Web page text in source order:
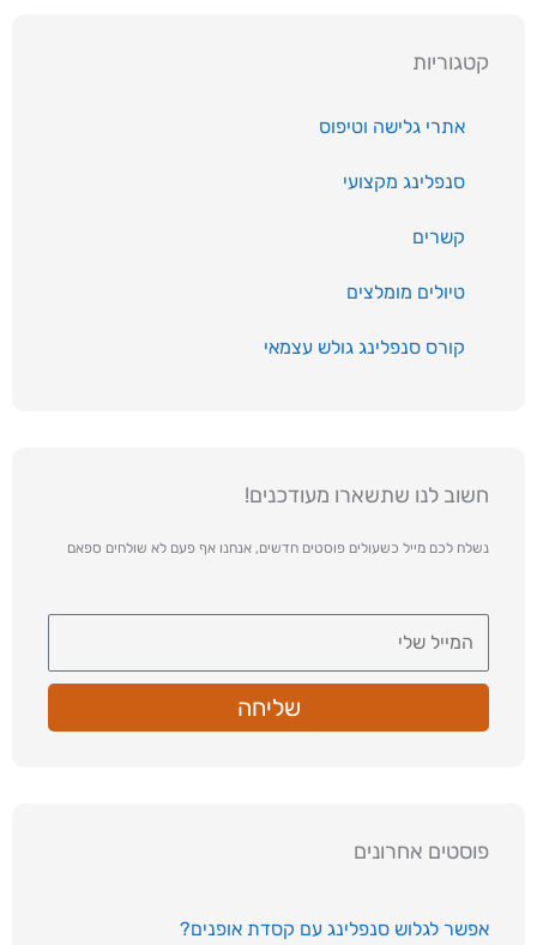
קטגוריות
אתרי גלישה וטיפוס
סנפלינג מקצועי
קשרים
טיולים מומלצים
קורס סנפלינג גולש עצמאי
חשוב לנו שתשארו מעודכנים!
נשלח לכם מייל כשעולים פוסטים חדשים, אנחנו אף פעם לא שולחים ספאם
שליחה
פוסטים אחרונים
אפשר לגלוש סנפלינג עם קסדת אופנים?